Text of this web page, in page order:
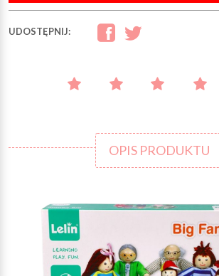
UDOSTĘPNIJ:
OPIS PRODUKTU